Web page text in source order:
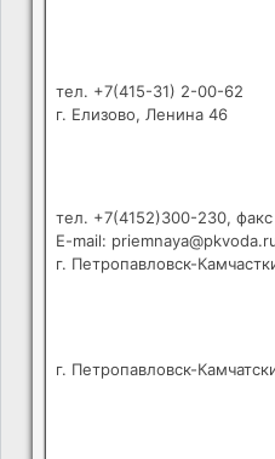
тел. +7(415-31) 2-00-62
г. Елизово, Ленина 46
тел. +7(4152)300-230,
E-mail:
г. Петропавловск-
г. Петропавловск-